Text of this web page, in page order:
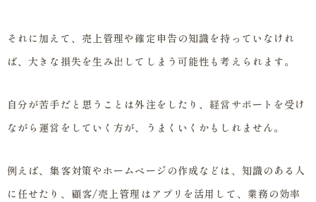
それに加えて、売上管理や確定申告の知識を持っていなけれ
ば、大きな損失を生み出してしまう可能性も考えられます。
自分が苦手だと思うことは外注をしたり、経営サポートを受け
ながら運営をしていく方が、うまくいくかもしれません。
例えば、集客対策やホームページの作成などは、知識のある人
に任せたり、顧客/売上管理はアプリを活用して、業務の効率